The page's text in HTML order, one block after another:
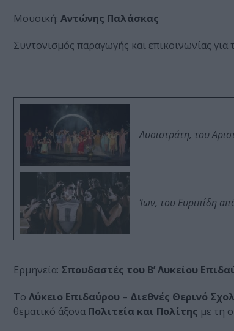
Μουσική: Αντώνης Παλάσκας
Συντονισμός παραγωγής και επικοινωνίας για
Λυσιστράτη, του
Ίων, του Ευριπίδη
Ερμηνεία: Σπουδαστές του Β’ Λυκείου
Το Λύκειο Επιδαύρου – Διεθνές Θερινό
θεματικό άξονα Πολιτεία και Πολίτης με τη